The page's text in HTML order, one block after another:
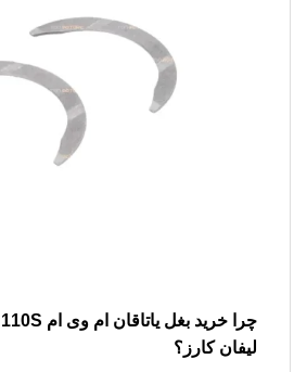
چرا خرید بغل یاتاقان ام وی ام 110S (نیو) و X22 پرو
لیفان کارز؟